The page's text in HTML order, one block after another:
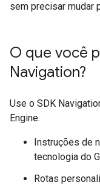
sem precisar mudar
O que você
Navigation?
Use o SDK
Engine.
Instruções de
tecnologia do
Rotas